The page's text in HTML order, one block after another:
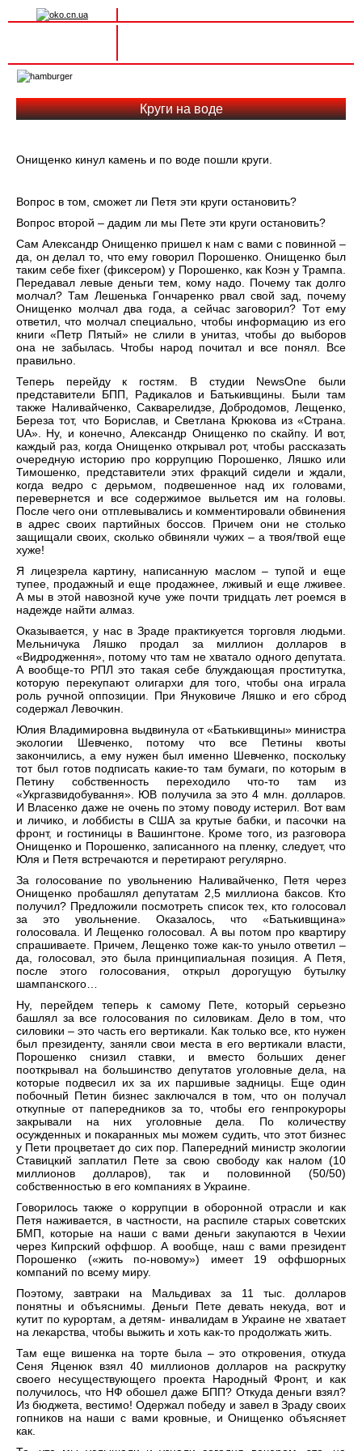
navigation
Круги на воде
Онищенко кинул камень и по воде пошли круги.
Вопрос в том, сможет ли Петя эти круги остановить?
Вопрос второй – дадим ли мы Пете эти круги остановить?
Сам Александр Онищенко пришел к нам с вами с повинной –
да, он делал то, что ему говорил Порошенко. Онищенко был
таким себе fixer (фиксером) у Порошенко, как Коэн у Трампа.
Передавал левые деньги тем, кому надо. Почему так долго
молчал? Там Лешенька Гончаренко рвал свой зад, почему
Онищенко молчал два года, а сейчас заговорил? Тот ему
ответил, что молчал специально, чтобы информацию из его
книги «Петр Пятый» не слили в унитаз, чтобы до выборов
она не забылась. Чтобы народ почитал и все понял. Все
правильно.
Теперь перейду к гостям. В студии NewsOne были
представители БПП, Радикалов и Батькивщины. Были там
также Наливайченко, Сакварелидзе, Добродомов, Лещенко,
Береза тот, что Борислав, и Светлана Крюкова из «Страна.
UA». Ну, и конечно, Александр Онищенко по скайпу. И вот,
каждый раз, когда Онищенко открывал рот, чтобы рассказать
очередную историю про коррупцию Порошенко, Ляшко или
Тимошенко, представители этих фракций сидели и ждали,
когда ведро с дерьмом, подвешенное над их головами,
перевернется и все содержимое выльется им на головы.
После чего они отплевывались и комментировали обвинения
в адрес своих партийных боссов. Причем они не столько
защищали своих, сколько обвиняли чужих – а твоя/твой еще
хуже!
Я лицезрела картину, написанную маслом – тупой и еще
тупее, продажный и еще продажнее, лживый и еще лживее.
А мы в этой навозной куче уже почти тридцать лет роемся в
надежде найти алмаз.
Оказывается, у нас в Зраде практикуется торговля людьми.
Мельничука Ляшко продал за миллион долларов в
«Видродження», потому что там не хватало одного депутата.
А вообще-то РПЛ это такая себе блуждающая проститутка,
которую перекупают олигархи для того, чтобы она играла
роль ручной оппозиции. При Януковиче Ляшко и его сброд
содержал Левочкин.
Юлия Владимировна выдвинула от «Батькивщины» министра
экологии Шевченко, потому что все Петины квоты
закончились, а ему нужен был именно Шевченко, поскольку
тот был готов подписать какие-то там бумаги, по которым в
Петину собственность переходило что-то там из
«Укргазвидобування». ЮВ получила за это 4 млн. долларов.
И Власенко даже не очень по этому поводу истерил. Вот вам
и личико, и лоббисты в США за крутые бабки, и пасочки на
фронт, и гостиницы в Вашингтоне. Кроме того, из разговора
Онищенко и Порошенко, записанного на пленку, следует, что
Юля и Петя встречаются и перетирают регулярно.
За голосование по увольнению Наливайченко, Петя через
Онищенко пробашлял депутатам 2,5 миллиона баксов. Кто
получил? Предложили посмотреть список тех, кто голосовал
за это увольнение. Оказалось, что «Батькивщина»
голосовала. И Лещенко голосовал. А вы потом про квартиру
спрашиваете. Причем, Лещенко тоже как-то уныло ответил –
да, голосовал, это была принципиальная позиция. А Петя,
после этого голосования, открыл дорогущую бутылку
шампанского…
Ну, перейдем теперь к самому Пете, который серьезно
башлял за все голосования по силовикам. Дело в том, что
силовики – это часть его вертикали. Как только все, кто нужен
был президенту, заняли свои места в его вертикали власти,
Порошенко снизил ставки, и вместо больших денег
пооткрывал на большинство депутатов уголовные дела, на
которые подвесил их за их паршивые задницы. Еще один
побочный Петин бизнес заключался в том, что он получал
откупные от папередников за то, чтобы его генпрокуроры
закрывали на них уголовные дела. По количеству
осужденных и покаранных мы можем судить, что этот бизнес
у Пети процветает до сих пор. Папередний министр экологии
Ставицкий заплатил Пете за свою свободу как налом (10
миллионов долларов), так и половинной (50/50)
собственностью в его компаниях в Украине.
Говорилось также о коррупции в оборонной отрасли и как
Петя наживается, в частности, на распиле старых советских
БМП, которые на наши с вами деньги закупаются в Чехии
через Кипрский оффшор. А вообще, наш с вами президент
Порошенко («жить по-новому») имеет 19 оффшорных
компаний по всему миру.
Поэтому, завтраки на Мальдивах за 11 тыс. долларов
понятны и объяснимы. Деньги Пете девать некуда, вот и
кутит по курортам, а детям- инвалидам в Украине не хватает
на лекарства, чтобы выжить и хоть как-то продолжать жить.
Там еще вишенка на торте была – это откровения, откуда
Сеня Яценюк взял 40 миллионов долларов на раскрутку
своего несуществующего проекта Народный Фронт, и как
получилось, что НФ обошел даже БПП? Откуда деньги взял?
Из бюджета, вестимо! Одержал победу и завел в Зраду своих
гопников на наши с вами кровные, и Онищенко объясняет
как.